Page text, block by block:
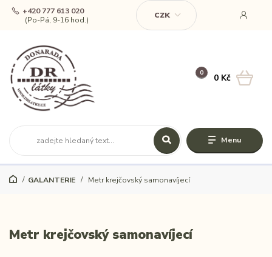
Menu
CZK
+420 777 613 020
(Po-Pá, 9-16 hod.)
0 0 Kč
GALANTERIE Metr krejčovský samonavíjecí
Metr krejčovský samonavíjecí